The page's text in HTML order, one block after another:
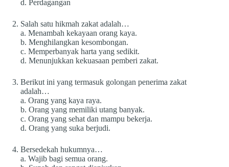
d. Perdagangan
Salah satu hikmah zakat adalah…
a. Menambah kekayaan orang kaya.
b. Menghilangkan kesombongan.
c. Memperbanyak harta yang sedikit.
d. Menunjukkan kekuasaan pemberi zakat.
Berikut ini yang termasuk golongan penerima zakat
adalah…
a. Orang yang kaya raya.
b. Orang yang memiliki utang banyak.
c. Orang yang sehat dan mampu bekerja.
d. Orang yang suka berjudi.
Bersedekah hukumnya…
a. Wajib bagi semua orang.